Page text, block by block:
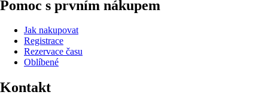
Pomoc s prvním nákupem
Jak nakupovat
Registrace
Rezervace času
Oblíbené
Kontakt